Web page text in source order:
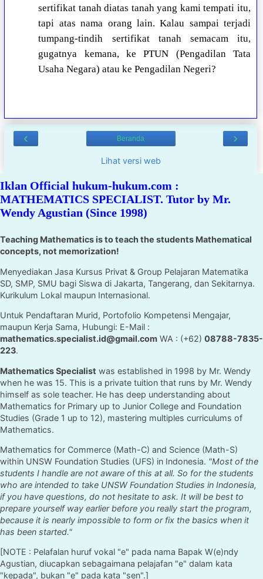
sertifikat tanah diatas tanah yang kami tempati itu,
tapi atas nama orang lain. Kalau sampai terjadi
tumpang-tindih sertifikat tanah semacam itu,
gugatnya kemana, ke PTUN (Pengadilan Tata
Usaha Negara) atau ke Pengadilan Negeri?
‹ ›
Beranda
Lihat versi web
Iklan Official hukum-hukum.com :
MATHEMATICS SPECIALIST. Tutor by Mr.
Wendy Agustian (Since 1998)
Teaching Mathematics is to teach the students Mathematical
concepts, not memorization!
Menyediakan Jasa Kursus Privat & Group Pelajaran Matematika
SD, SMP, SMU bagi Siswa di Jakarta, Tangerang, dan Sekitarnya.
Kurikulum Lokal maupun Internasional.
Untuk Pendaftaran Murid, Portofolio Kompetensi Mengajar,
maupun Kerja Sama, Hubungi: E-Mail :
mathematics.specialist.id@gmail.com WA : (+62) 08788-7835-
223.
Mathematics Specialist was established in 1998 by Mr. Wendy
when he was 15. This is a private tuition that runs by Mr. Wendy
himself as sole teacher. He has deep understanding about
Mathematics for Primary up to Junior College and Foundation
Studies (Grade 1 up to 12), mastering multiples curriculums of
Mathematics.
Mathematics for Commerce (Math-C) and Science (Math-S)
within UNSW Foundation Studies (UFS) in Indonesia. "Most of the
students I handle are not aware of this at all. So for the students
who are intended to take UNSW Foundation Studies in Indonesia,
if you have questions, do not hesitate to ask. It will be best to
prepare yourself way earlier before you really start the program,
because it is nearly impossible to form or fix the basics when it
has been started."
[NOTE : Pelafalan huruf vokal "e" pada nama Bapak W(e)ndy
Agustian, diucapkan sebagaimana pelajafan "e" dalam kata
"kepada", bukan "e" pada kata "sen".]